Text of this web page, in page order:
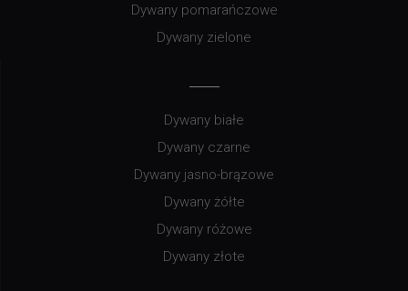
Dywany pomarańczowe
Dywany zielone
Dywany białe
Dywany czarne
Dywany jasno-brązowe
Dywany żółte
Dywany różowe
Dywany złote